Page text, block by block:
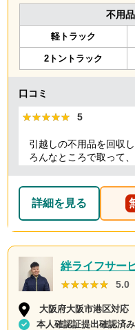
不用
軽トラック
2トントラック
口コミ
★★★★★
★★★★★ 5
引越しの不用品を回収
ろんなところで取って
回収の時は料金しよう
詳細を見る
絆ライフサー
★★★★★
★★★★★ 5.0
大阪府大阪市港区対応
本人確認証提出確認済み